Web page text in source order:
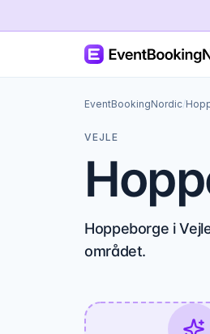
EventBookingNordic/
VEJLE
Hoppeborge i
området.